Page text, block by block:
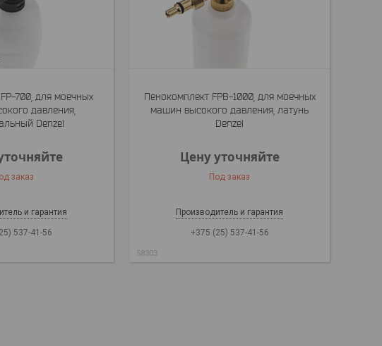
700, для моечных
давления,
Denzel
заказ
и гарантия
537-41-56
Пенокомплект FPB-1000, для моечных
машин высокого давления, латунь
Denzel
Цену уточняйте
Под заказ
Производитель и гарантия
+375 (25) 537-41-56
58303